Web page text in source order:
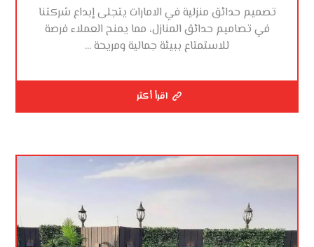
تصميم حدائق منزلية في الامارات يتجلى إبداع شركتنا
في تصاميم حدائق المنازل، مما يمنح العملاء فرصة
للاستمتاع ببيئة جمالية ومريحة ...
اقرأ أكثر